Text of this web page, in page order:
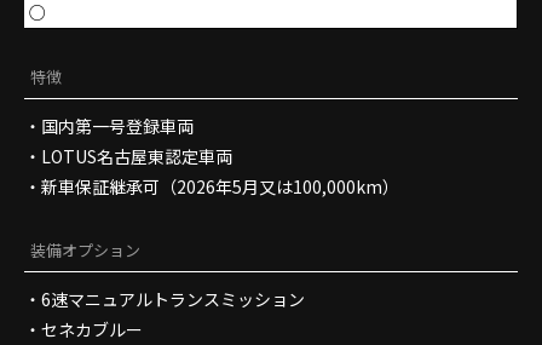
○
特徴
・国内第一号登録車両
・LOTUS名古屋東認定車両
・新車保証継承可（2026年5月又は100,000km）
装備オプション
・6速マニュアルトランスミッション
・セネカブルー